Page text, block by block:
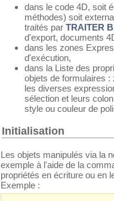
dans le code 4D, soit
méthodes) soit
traités par TRAITER
d'export, documents
dans les zones
d'exécution,
dans la Liste des
objets de formulaires :
les diverses
sélection et leurs
style ou couleur de
Initialisation
Les objets manipulés via la
exemple à l'aide de la
propriétés en écriture ou en
Exemple :